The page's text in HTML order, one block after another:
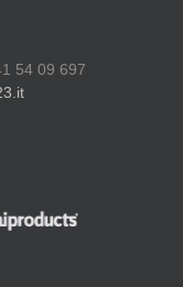
54 09 697